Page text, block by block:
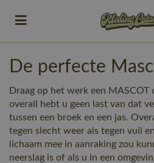
(Werkschoenen)
(Bedrukken)
(Borduren)
Toggle navigation
​De perfecte
Draag op het werk een
overall hebt u geen last van dat
tussen een broek en een jas.
tegen slecht weer als tegen vuil
lichaam mee in aanraking zou
neerslag is of als u in een